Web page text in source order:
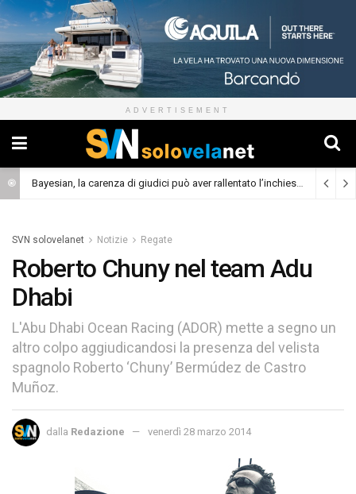
ADVERTISEMENT
Bayesian, la carenza di giudici può aver rallentato l’inchiesta (Cronaca)
SVN solovelanet Notizie Regate
Roberto Chuny nel team Adu
Dhabi
L'Abu Dhabi Ocean Racing (ADOR) mette a segno un
altro colpo aggiudicandosi la presenza del velista
spagnolo Roberto ‘Chuny’ Bermúdez de Castro
Muñoz.
dalla Redazione venerdì 28 marzo 2014